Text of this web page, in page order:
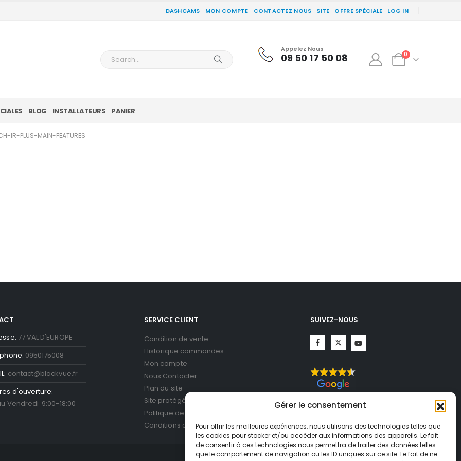
Gérer le consentement
Pour offrir les meilleures expériences, nous utilisons des technologies telles que
les cookies pour stocker et/ou accéder aux informations des appareils. Le fait
de consentir à ces technologies nous permettra de traiter des données telles
que le comportement de navigation ou les ID uniques sur ce site. Le fait de ne
DASHCAMS MON COMPTE CONTACTEZ NOUS SITE OFFRE SPÉCIALE LOG IN
Appelez Nous
09 50 17 50 08 0
BLOG INSTALLATEURS PANIER
IR-PLUS-MAIN-FEATURES
77 VAL D'EUROPE
0950175008
contact@blackvue.fr
d'ouverture:
Vendredi 9:00-18:00
SERVICE CLIENT
Condition de vente
Historique commandes
Mon compte
Nous Contacter
Plan du site
Site protégé par reCAPTCHA.
Politique de confidentialité
Conditions d'utilisationGoogle
SUIVEZ-NOUS